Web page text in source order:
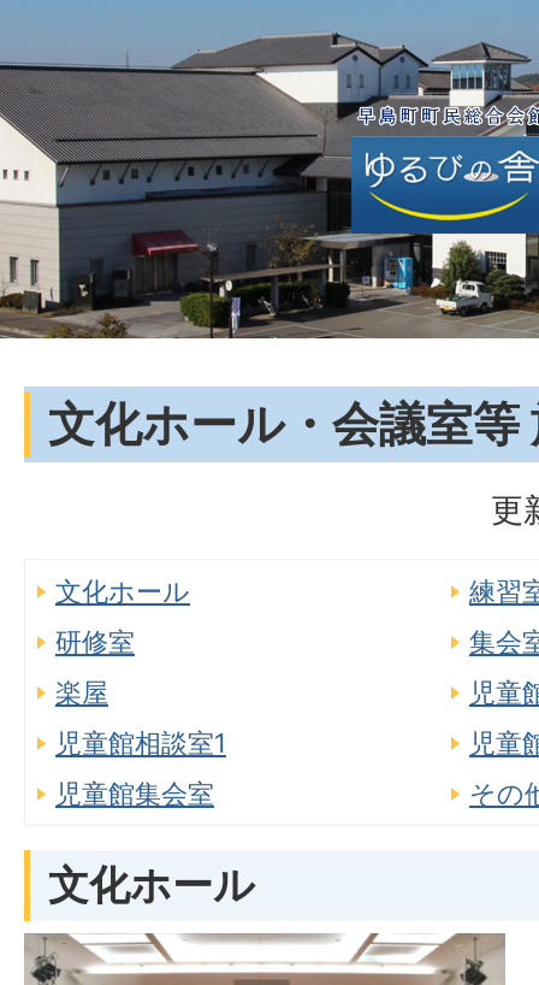
文化ホール・会議室等
更
文化ホール
練習
研修室
集会
楽屋
児童
児童館相談室1
児童
児童館集会室
その
文化ホール